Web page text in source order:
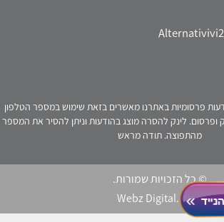
פרסומיות באתרנו מאשרים בזאת שימוש במספר הטלפון
ופרסום. לינק להסרה מוצג בהודעות וניתן להסיר את המספר
מהתפוצה. תודה מראש
© כל הזכויות שמורות.
Webz Digital.click